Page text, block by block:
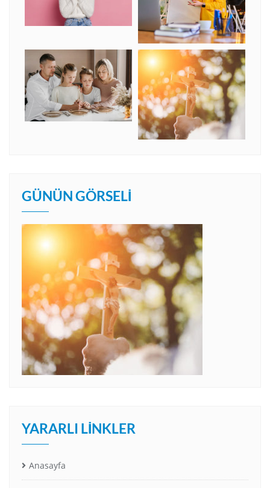
GÜNÜN GÖRSELI
YARARLI LINKLER
Anasayfa